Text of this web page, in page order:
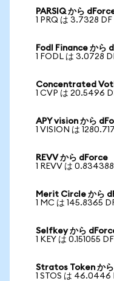
PARSIQ から
1 PRQ は 3.7328 DF
Fodl Finance から
1 FODL は 3.0728
Concentrated
1 CVP は 20.5496
APY vision から
1 VISION は
REVV から dForce
1 REVV は
Merit Circle から
1 MC は 145.8365
Selfkey から
1 KEY は 0.151055
Stratos Token か
1 STOS は 46.0446